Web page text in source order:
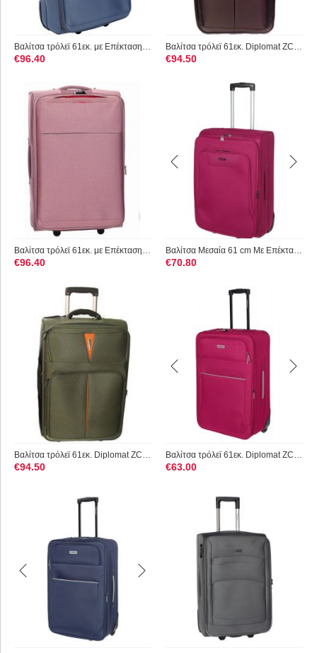
€96.40 €94.50
Βαλίτσα τρόλεϊ 61εκ. με Επέκταση Diplomat ZC 6039 Ροζ
€96.40
Βαλίτσα Μεσαία 61 cm Με Επέκταση Diplomat ZC980-61 Κόκκινο
€70.80
Βαλίτσα τρόλεϊ 61εκ. Diplomat ZC 6100 Κυπαρισσι
€94.50
Βαλίτσα τρόλεϊ 61εκ. Diplomat ZC3002-M Κόκκινο
€63.00